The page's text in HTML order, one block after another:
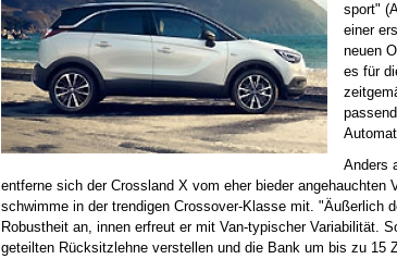
sport"
einer
neuen
es für
Anders
entferne sich der Crossland X vom eher bieder angehauchten
schwimme in der trendigen Crossover-Klasse mit. "Äußerlich
Robustheit an, innen erfreut er mit Van-typischer Variabilität.
geteilten Rücksitzlehne verstellen und die Bank um bis zu 15